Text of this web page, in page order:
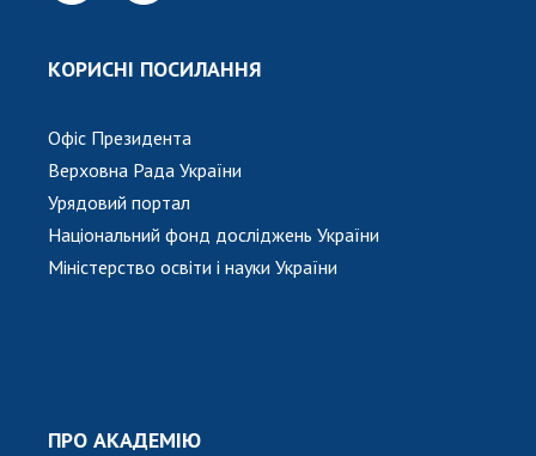
КОРИСНІ ПОСИЛАННЯ
Офіс Президента
Верховна Рада України
Урядовий портал
Національний фонд досліджень України
Міністерство освіти і науки України
ПРО АКАДЕМІЮ